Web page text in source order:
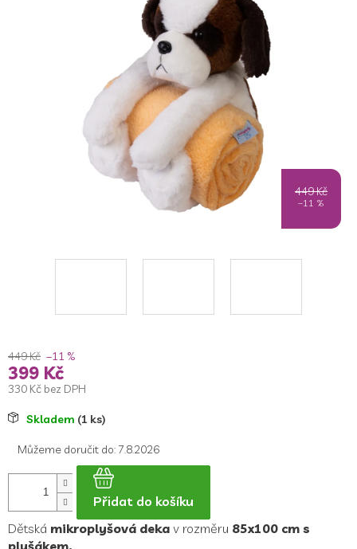
449 Kč
–11 %
449 Kč –11 %
399 Kč
330 Kč bez DPH
MěrnáSkladem (1 ks)
Můžeme doručit do: 7.8.2026
Přidat do košíku
Dětská mikroplyšová deka v rozměru 85x100 cm s
plyšákem.